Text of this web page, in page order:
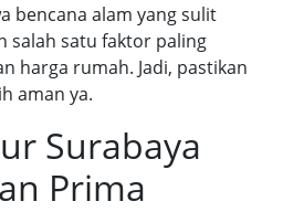
bencana alam yang sulit
salah satu faktor paling
harga rumah. Jadi, pastikan
aman ya.
Surabaya
Prima